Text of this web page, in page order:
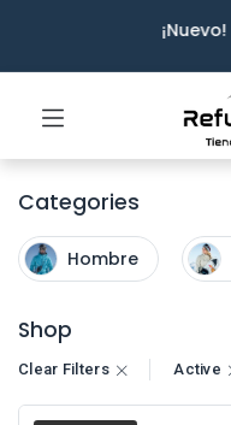
¡Nuevo!
Categories
Hombre
Shop
Clear Filters Active